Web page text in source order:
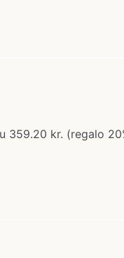
359.20 kr. (regalo